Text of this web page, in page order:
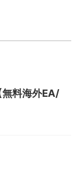
料海外EA/